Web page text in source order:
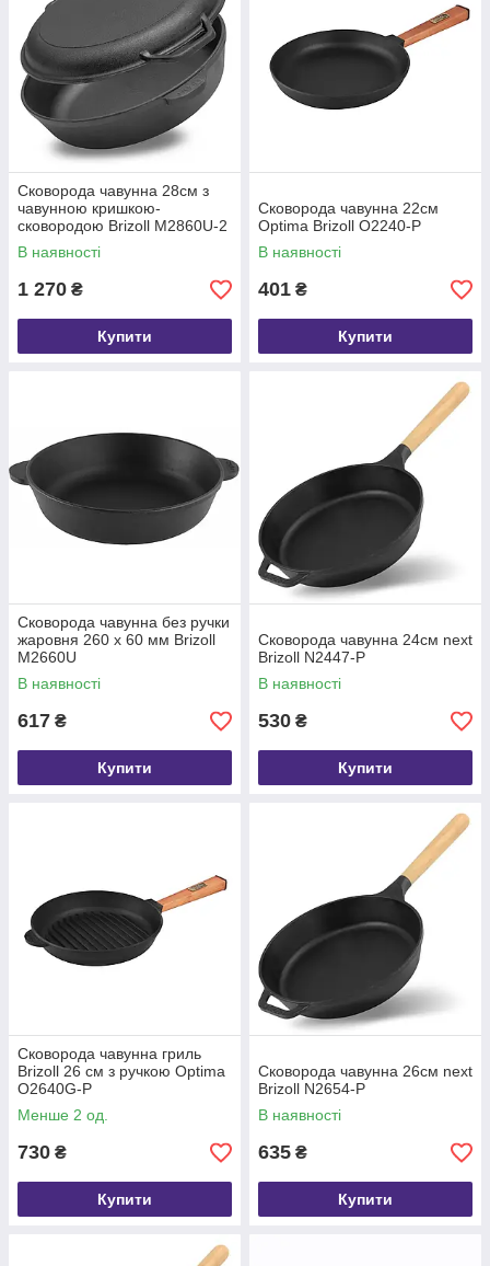
Сковорода чавунна 28см з
чавунною кришкою-
сковородою Brizoll М2860U-2
В наявності
1 270 ₴
Купити
Сковорода чавунна 22см
Optima Brizoll O2240-P
В наявності
401 ₴
Купити
Сковорода чавунна без ручки
жаровня 260 х 60 мм Brizoll
М2660U
В наявності
617 ₴
Купити
Сковорода чавунна 24см next
Brizoll N2447-P
В наявності
530 ₴
Купити
Сковорода чавунна гриль
Brizoll 26 см з ручкою Optima
O2640G-P
Менше 2 од.
730 ₴
Купити
Сковорода чавунна 26см next
Brizoll N2654-P
В наявності
635 ₴
Купити